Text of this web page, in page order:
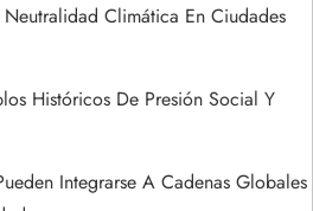
Climática En Ciudades
Históricos De Presión Social Y
Integrarse A Cadenas Globales